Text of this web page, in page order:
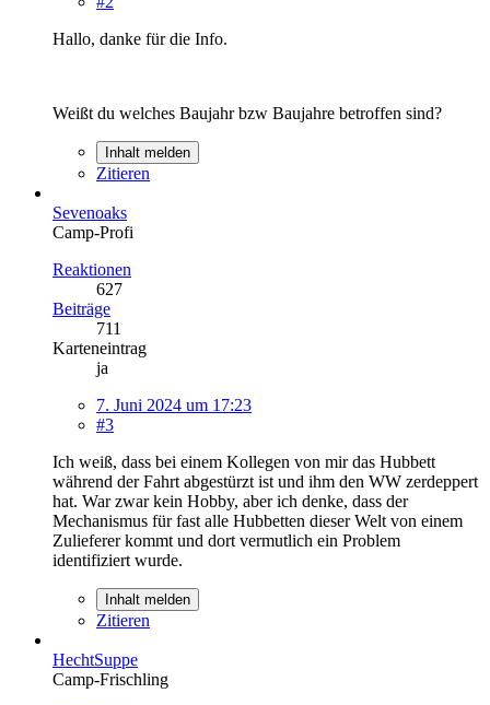
Hallo, danke für die Info.
Weißt du welches Baujahr bzw Baujahre betroffen sind?
Inhalt melden
Zitieren
Sevenoaks
Camp-Profi
Reaktionen
627
Beiträge
711
Karteneintrag
ja
7. Juni 2024 um 17:23
#3
Ich weiß, dass bei einem Kollegen von mir das Hubbett
während der Fahrt abgestürzt ist und ihm den WW zerdeppert
hat. War zwar kein Hobby, aber ich denke, dass der
Mechanismus für fast alle Hubbetten dieser Welt von einem
Zulieferer kommt und dort vermutlich ein Problem
identifiziert wurde.
Inhalt melden
Zitieren
HechtSuppe
Camp-Frischling